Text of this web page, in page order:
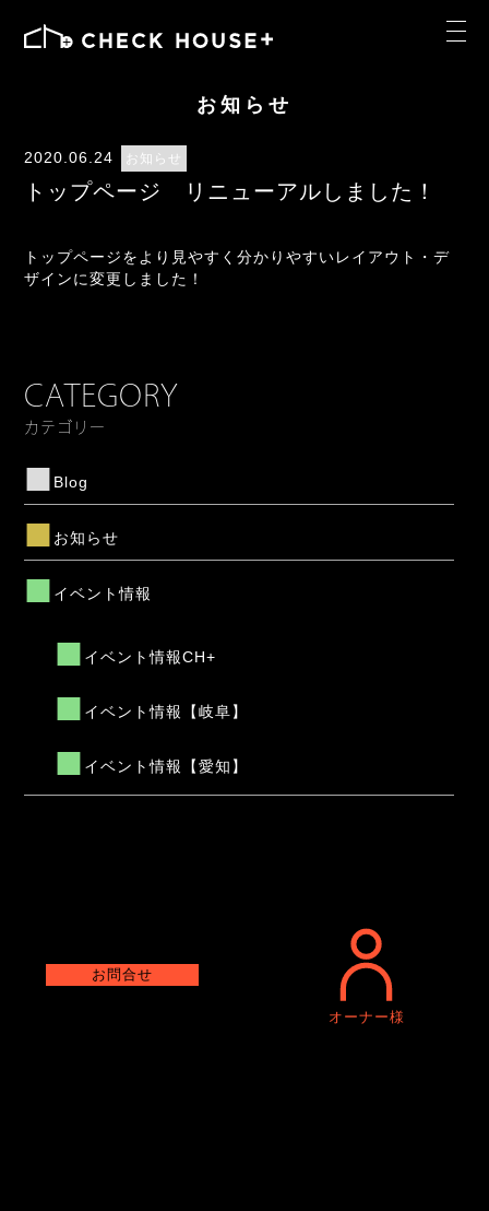
お知らせ
CATEGORY
カテゴリー
Blog
お知らせ
イベント情報
イベント情報CH+
イベント情報【岐阜】
イベント情報【愛知】
2020.06.24 お知らせ
トップページ リニューアルしました！
トップページをより見やすく分かりやすいレイアウト・デ
ザインに変更しました！
お問合せ
オーナー様